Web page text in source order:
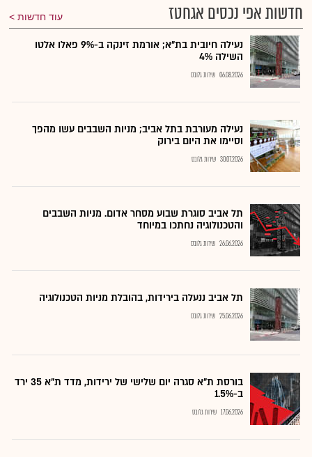
חדשות אפי נכסים אגחטז עוד חדשות
נעילה חיובית בת"א; אורמת זינקה ב-9% פאלו אלטו
השילה 4%
06.08.2026 שירות גלובס
נעילה מעורבת בתל אביב; מניות השבבים עשו מהפך
וסיימו את היום בירוק
30.07.2026 שירות גלובס
תל אביב סוגרת שבוע מסחר אדום. מניות השבבים
והטכנולוגיה נחתכו במיוחד
26.06.2026 שירות גלובס
תל אביב ננעלה בירידות, בהובלת מניות הטכנולוגיה
25.06.2026 שירות גלובס
בורסת ת"א סגרה יום שלישי של ירידות, מדד ת"א 35 ירד
ב-1.5%
17.06.2026 שירות גלובס